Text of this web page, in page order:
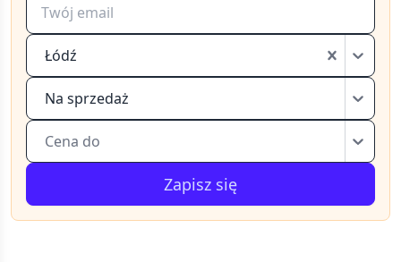
Łódź
Na sprzedaż
Cena do
Zapisz się